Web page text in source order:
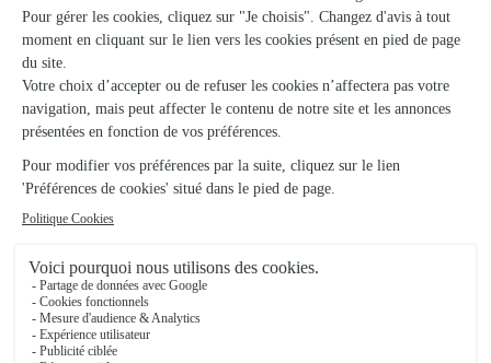
Fleurs de Baugy
Baugy
★★★★★4.8 (48)
46 rue Sully
Voir la boutique